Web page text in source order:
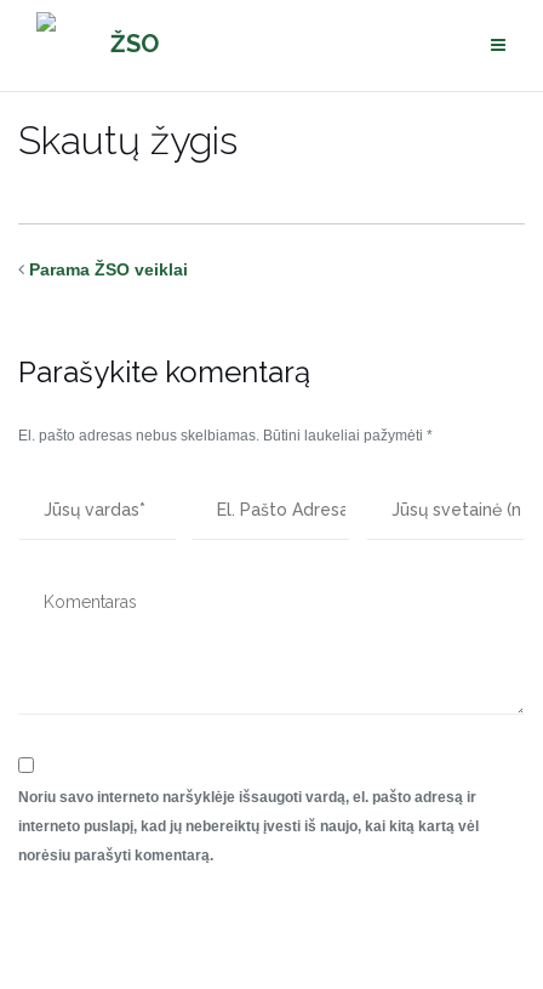
Pereiti
ŽSO
Skautų žygis
Parama ŽSO veiklai
Parašykite komentarą
El. pašto adresas nebus skelbiamas. Būtini laukeliai pažymėti *
Noriu savo interneto naršyklėje išsaugoti vardą, el. pašto adresą ir
interneto puslapį, kad jų nebereiktų įvesti iš naujo, kai kitą kartą vėl
norėsiu parašyti komentarą.